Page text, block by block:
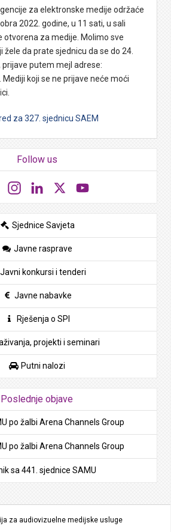
za elektronske medije održaće
2022. godine, u 11 sati, u sali
otvorena za medije. Molimo sve
žele da prate sjednicu da se do 24.
prijave putem mejl adrese:
. Mediji koji se ne prijave neće moći
za 327. sjednicu SAEM
Follow us
FacebookInstagramLinkedIn
Sjednice Savjeta
Javne rasprave
Javni konkursi i tenderi
Javne nabavke
Rješenja o SPI
projekti i seminari
Putni nalozi
Poslednje objave
po žalbi Arena Channels Group
po žalbi Arena Channels Group
sa 441. sjednice SAMU
za audiovizuelne medijske usluge